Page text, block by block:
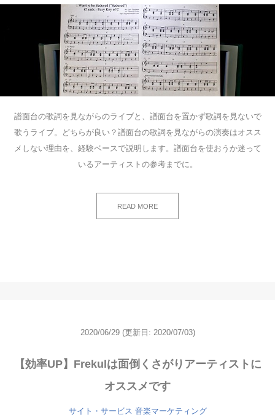
譜面台の歌詞を見ながらのライブと、譜面台を置かず歌詞を見ないで
歌うライブ。どちらが良い？譜面台の歌詞を見ながらの演奏はオスス
メしない理由を、経験ベースで説明します。譜面台を使おうか迷って
いるアーティストの参考までに。
READ MORE
2020/06/29 (更新日: 2020/07/03)
【効率UP】Frekulは面倒くさがりアーティストに
オススメです
サイト・サービス 音楽マーケティング